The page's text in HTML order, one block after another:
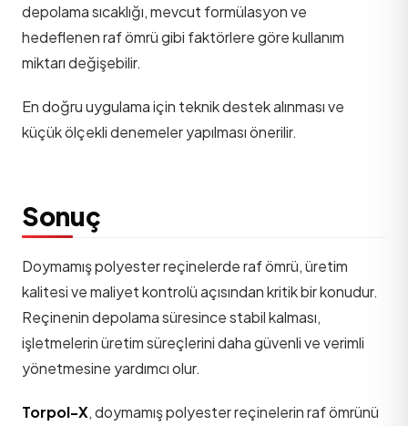
depolama sıcaklığı, mevcut formülasyon ve
hedeflenen raf ömrü gibi faktörlere göre kullanım
miktarı değişebilir.
En doğru uygulama için teknik destek alınması ve
küçük ölçekli denemeler yapılması önerilir.
Sonuç
Doymamış polyester reçinelerde raf ömrü, üretim
kalitesi ve maliyet kontrolü açısından kritik bir konudur.
Reçinenin depolama süresince stabil kalması,
işletmelerin üretim süreçlerini daha güvenli ve verimli
yönetmesine yardımcı olur.
Torpol-X, doymamış polyester reçinelerin raf ömrünü